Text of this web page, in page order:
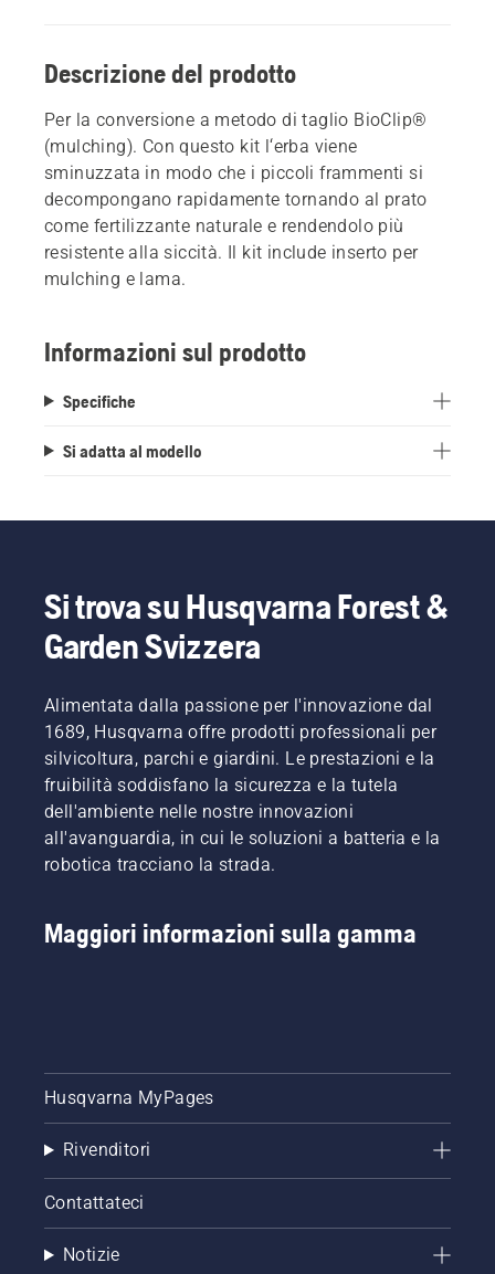
Descrizione del prodotto
Per la conversione a metodo di taglio BioClip®
(mulching). Con questo kit l‘erba viene
sminuzzata in modo che i piccoli frammenti si
decompongano rapidamente tornando al prato
come fertilizzante naturale e rendendolo più
resistente alla siccità. Il kit include inserto per
mulching e lama.
Informazioni sul prodotto
Specifiche
Si adatta al modello
Si trova su Husqvarna Forest &
Garden Svizzera
Alimentata dalla passione per l'innovazione dal
1689, Husqvarna offre prodotti professionali per
silvicoltura, parchi e giardini. Le prestazioni e la
fruibilità soddisfano la sicurezza e la tutela
dell'ambiente nelle nostre innovazioni
all'avanguardia, in cui le soluzioni a batteria e la
robotica tracciano la strada.
Maggiori informazioni sulla gamma
Husqvarna MyPages
Rivenditori
Contattateci
Notizie